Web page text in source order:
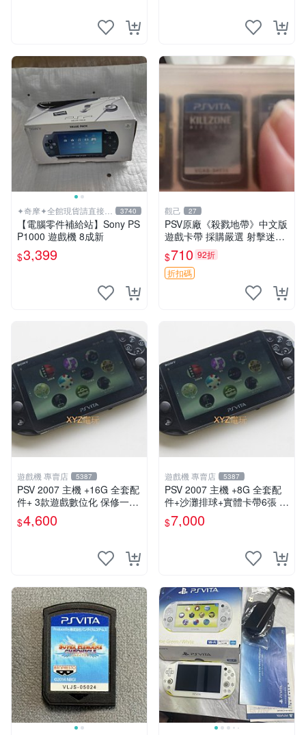
✦奇摩✦全館現貨請直接下
標
3740
【電腦零件補給站】Sony PS
P1000 遊戲機 8成新
$3,399
觀己 27
PSV原廠《殺戮地帶》中文版
遊戲卡帶 採購嚴選 射擊迷必
備 成色尚佳 插入即玩 殺戮地
帶 PSV 射擊 游戲
$710 92折
折扣碼
遊戲機 專賣店 5387
PSV 2007 主機 +16G 全套配
件+ 3款遊戲數位化 保修一年
品質有保障
$4,600
遊戲機 專賣店 5387
PSV 2007 主機 +8G 全套配
件+沙灘排球+實體卡帶6張 保
修一年 品質有保障
$7,000